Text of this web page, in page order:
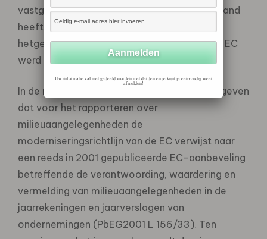
vastgelegd in het burgerlijk wetboek. Nederland
heeft ervoor gekozen niet af te wijken van
hetgeen in de moderniseringsrichtlijn van de EC
werd gevraagd.
In de memorie van Toelichting wordt aangegeven
dat voor het rapporteren over
milieuaangelegenheden de
moderniseringsrichtlijn van de EC verwijst naar
een reeds in 2001 gepubliceerde EC-aanbeveling
betreffende de verantwoording, waardering en
vermelding van milieuaangelegenheden in de
jaarrekeningen en jaarverslagen van
ondernemingen (PbEG2001 L 156/33). Ten
Uw informatie zal niet gedeeld worden met derden en je kunt je eenvoudig weer
afmelden!